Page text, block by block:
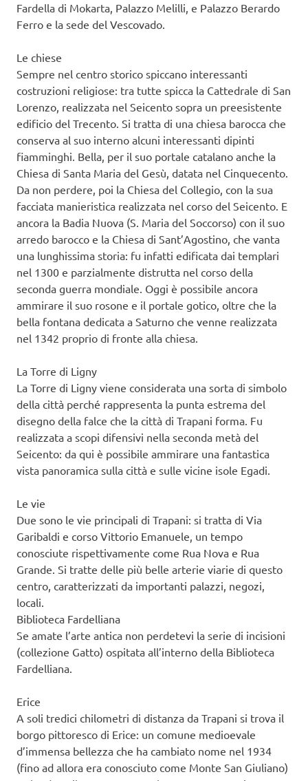
Fardella di Mokarta, Palazzo Melilli, e Palazzo Berardo
Ferro e la sede del Vescovado.
Le chiese
Sempre nel centro storico spiccano interessanti
costruzioni religiose: tra tutte spicca la Cattedrale di San
Lorenzo, realizzata nel Seicento sopra un preesistente
edificio del Trecento. Si tratta di una chiesa barocca che
conserva al suo interno alcuni interessanti dipinti
fiamminghi. Bella, per il suo portale catalano anche la
Chiesa di Santa Maria del Gesù, datata nel Cinquecento.
Da non perdere, poi la Chiesa del Collegio, con la sua
facciata manieristica realizzata nel corso del Seicento. E
ancora la Badia Nuova (S. Maria del Soccorso) con il suo
arredo barocco e la Chiesa di Sant’Agostino, che vanta
una lunghissima storia: fu infatti edificata dai templari
nel 1300 e parzialmente distrutta nel corso della
seconda guerra mondiale. Oggi è possibile ancora
ammirare il suo rosone e il portale gotico, oltre che la
bella fontana dedicata a Saturno che venne realizzata
nel 1342 proprio di fronte alla chiesa.
La Torre di Ligny
La Torre di Ligny viene considerata una sorta di simbolo
della città perché rappresenta la punta estrema del
disegno della falce che la città di Trapani forma. Fu
realizzata a scopi difensivi nella seconda metà del
Seicento: da qui è possibile ammirare una fantastica
vista panoramica sulla città e sulle vicine isole Egadi.
Le vie
Due sono le vie principali di Trapani: si tratta di Via
Garibaldi e corso Vittorio Emanuele, un tempo
conosciute rispettivamente come Rua Nova e Rua
Grande. Si tratte delle più belle arterie viarie di questo
centro, caratterizzati da importanti palazzi, negozi,
locali.
Biblioteca Fardelliana
Se amate l’arte antica non perdetevi la serie di incisioni
(collezione Gatto) ospitata all’interno della Biblioteca
Fardelliana.
Erice
A soli tredici chilometri di distanza da Trapani si trova il
borgo pittoresco di Erice: un comune medioevale
d’immensa bellezza che ha cambiato nome nel 1934
(fino ad allora era conosciuto come Monte San Giuliano)